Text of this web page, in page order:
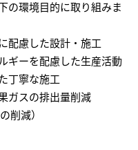
の環境目的に取り組みま
配慮した設計・施工
ギーを配慮した生産活動
丁寧な施工
ガスの排出量削減
削減）